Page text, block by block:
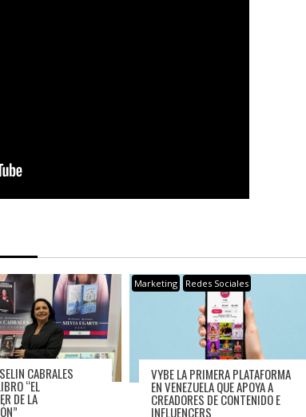
CABRALES
“EL
DE LA
Marketing Redes Sociales
VYBE LA PRIMERA PLATAFORMA
EN VENEZUELA QUE APOYA A
CREADORES DE CONTENIDO E
INFLUENCERS